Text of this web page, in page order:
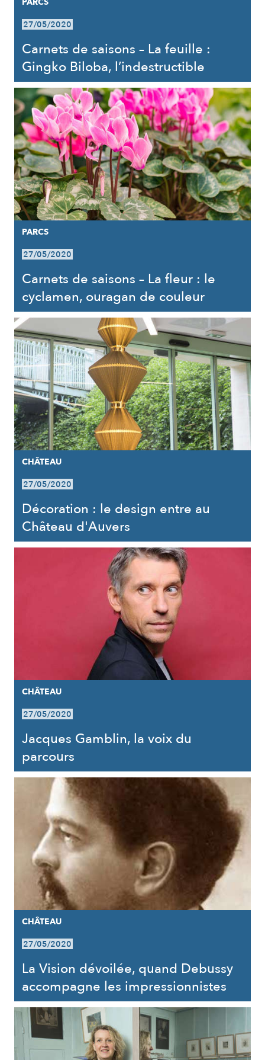
27/05/2020
Carnets de saisons – La feuille :
Gingko Biloba, l’indestructible
PARCS
27/05/2020
Carnets de saisons – La fleur : le
cyclamen, ouragan de couleur
CHÂTEAU
27/05/2020
Décoration : le design entre au
Château d'Auvers
CHÂTEAU
27/05/2020
Jacques Gamblin, la voix du
parcours
CHÂTEAU
27/05/2020
La Vision dévoilée, quand Debussy
accompagne les impressionnistes